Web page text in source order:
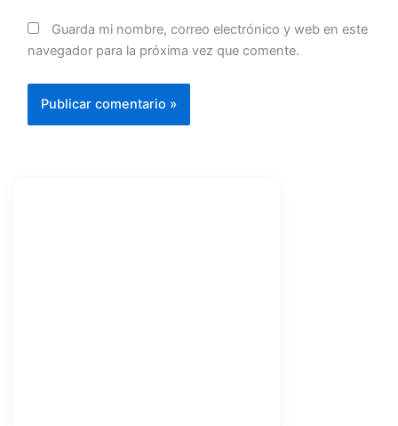
Guarda mi nombre, correo electrónico y web en este
navegador para la próxima vez que comente.